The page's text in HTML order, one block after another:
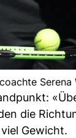
die
Gewicht.